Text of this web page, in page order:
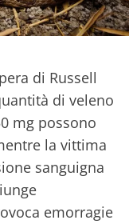
di Russell
di veleno
mg possono
la vittima
sanguigna
emorragie